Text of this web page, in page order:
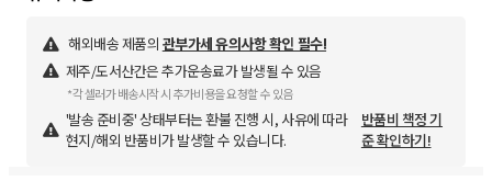
해외배송 제품의 관부가세 유의사항 확인 필수!
제주/도서산간은 추가운송료가 발생될 수 있음
*각 셀러가 배송시작 시 추가비용을 요청할 수 있음
'발송 준비중' 상태부터는 환불 진행 시, 사유에 따라
현지/해외 반품비가 발생할 수 있습니다.
반품비 책정 기
준 확인하기!